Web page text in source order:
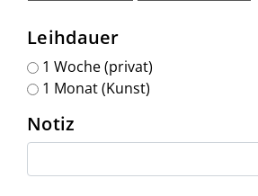
Leihdauer
1 Woche (privat)
1 Monat (Kunst)
Notiz